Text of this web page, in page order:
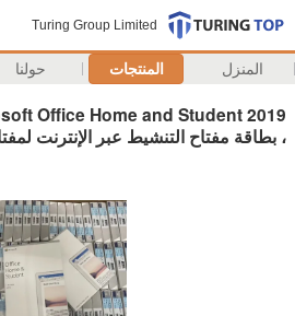
Turing Group Limited
المنزل المنتجات حولنا
، بطاقة مفتاح التنشيط عبر الإنترنت